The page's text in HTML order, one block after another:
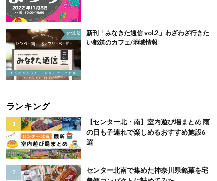
新刊「みなきた通信 vol.2」わざわざ行きた
い都筑のカフェ/地域情報
ランキング
【センター北・南】室内遊び場まとめ 雨
の日も子連れで楽しめるおすすめ施設6
選
センター北南で集めた神奈川県銘菓を宅